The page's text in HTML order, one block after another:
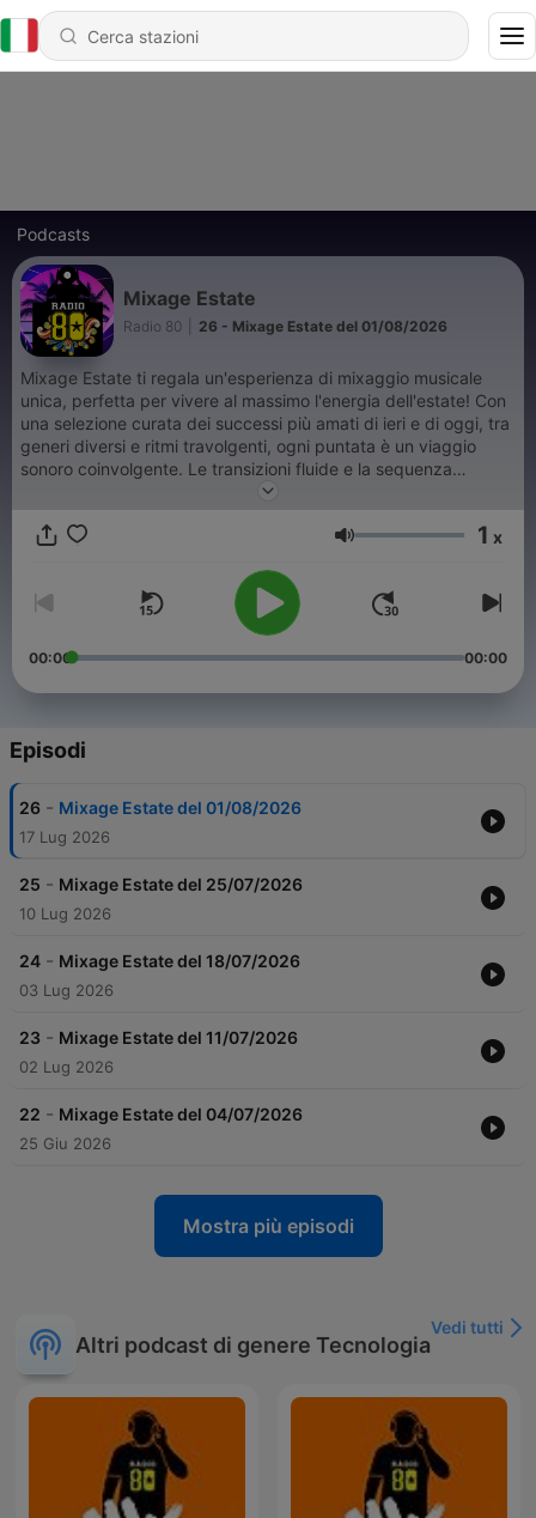
Podcasts
Mixage Estate
Radio 80 26 - Mixage Estate del 01/08/2026
Mixage Estate ti regala un'esperienza di mixaggio musicale
unica, perfetta per vivere al massimo l'energia dell'estate! Con
una selezione curata dei successi più amati di ieri e di oggi, tra
generi diversi e ritmi travolgenti, ogni puntata è un viaggio
sonoro coinvolgente. Le transizioni fluide e la sequenza
impeccabile dei brani ti faranno restare incollato all'ascolto.
mix perfetto per la tua estate da vivere a tutto volume!
Volume 1 x
00:00 00:00
Episodi
26 - Mixage Estate del 01/08/2026
17 Lug 2026
25 - Mixage Estate del 25/07/2026
10 Lug 2026
24 - Mixage Estate del 18/07/2026
03 Lug 2026
23 - Mixage Estate del 11/07/2026
02 Lug 2026
22 - Mixage Estate del 04/07/2026
25 Giu 2026
Mostra più episodi
Altri podcast di genere Tecnologia
Vedi tutti